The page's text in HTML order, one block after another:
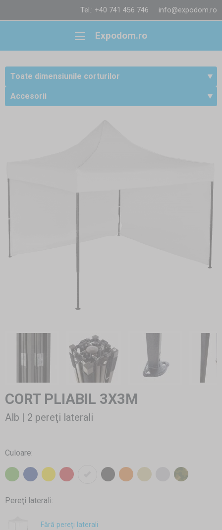
Tel.: +40 741 456 746 info@expodom.ro
Expodom.ro
Toate dimensiunile corturilor
Accesorii
CORT PLIABIL 3X3M
Alb | 2 pereţi laterali
Culoare:
Pereţi laterali:
Fără pereţi laterali